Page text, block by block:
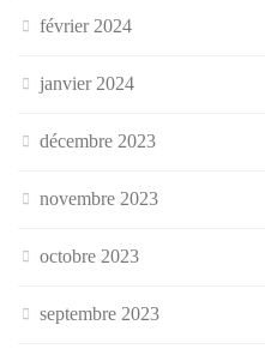
février 2024
janvier 2024
décembre 2023
novembre 2023
octobre 2023
septembre 2023